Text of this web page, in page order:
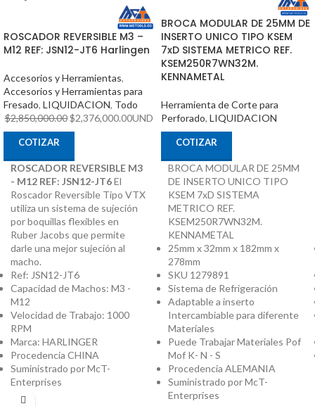
ROSCADOR REVERSIBLE M3 –
M12 REF: JSN12-JT6 Harlingen
Accesorios y Herramientas,
Accesorios y Herramientas para
Fresado, LIQUIDACION, Todo
$2,850,000.00 $2,376,000.00UND
COTIZAR
ROSCADOR REVERSIBLE M3
- M12 REF: JSN12-JT6El
Roscador Reversible Tipo VTX
utiliza un sistema de sujeción
por boquillas flexibles en
Ruber Jacobs que permite
darle una mejor sujeción al
macho.
Ref: JSN12-JT6
Capacidad de Machos: M3 -
M12
Velocidad de Trabajo: 1000
RPM
Marca: HARLINGER
Procedencia CHINA
Suministrado por McT-
Enterprises
BROCA MODULAR DE 25MM DE
INSERTO UNICO TIPO KSEM
7xD SISTEMA METRICO REF.
KSEM250R7WN32M.
KENNAMETAL
Herramienta de Corte para
Perforado, LIQUIDACION
COTIZAR
BROCA MODULAR DE 25MM
DE INSERTO UNICO TIPO
KSEM 7xD SISTEMA
METRICO REF.
KSEM250R7WN32M.
KENNAMETAL
25mm x 32mm x 182mm x
278mm
SKU 1279891
Sistema de Refrigeración
Adaptable a inserto
Intercambiable para diferente
Materiales
Puede Trabajar Materiales Pof
Mof K- N - S
Procedencia ALEMANIA
Suministrado por McT-
Enterprises